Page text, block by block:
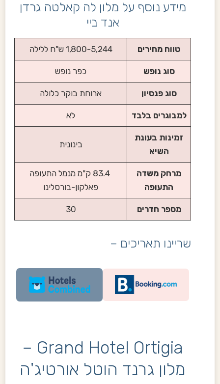
מידע נוסף על מלון לה קאלטה גרדן
אנד ביי
טווח מחירים 1,800-5,244 ש"ח ללילה
סוג נופש כפר נופש
סוג פנסיון ארוחת בוקר כלולה
למבוגרים בלבד לא
זמינות בעונת
השיא
בינונית
מרחק משדה
התעופה
83.4 ק"מ מנמל התעופה
פאלקון-בורסלינו
מספר חדרים 30
שריינו תאריכים –
Grand Hotel Ortigia –
מלון גרנד הוטל אורטיג'ה